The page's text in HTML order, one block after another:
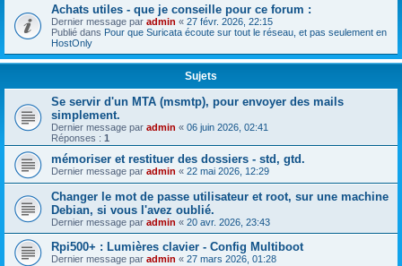
Achats utiles - que je conseille pour ce forum :
Dernier message par admin « 27 févr. 2026, 22:15
Publié dans Pour que Suricata écoute sur tout le réseau, et pas seulement en
HostOnly
Sujets
Se servir d'un MTA (msmtp), pour envoyer des mails
simplement.
Dernier message par admin « 06 juin 2026, 02:41
Réponses : 1
mémoriser et restituer des dossiers - std, gtd.
Dernier message par admin « 22 mai 2026, 12:29
Changer le mot de passe utilisateur et root, sur une machine
Debian, si vous l'avez oublié.
Dernier message par admin « 20 avr. 2026, 23:43
Rpi500+ : Lumières clavier - Config Multiboot
Dernier message par admin « 27 mars 2026, 01:28